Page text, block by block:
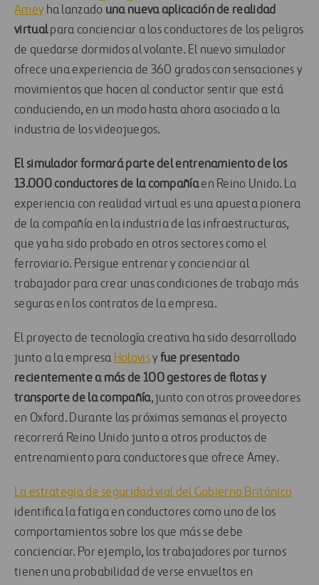
Ameyha lanzado una nueva aplicación de realidad
virtualpara concienciar a los conductores de los peligros
de quedarse dormidos al volante. El nuevo simulador
ofrece una experiencia de 360 grados con sensaciones y
movimientos que hacen al conductor sentir que está
conduciendo, en un modo hasta ahora asociado a la
industria de los videojuegos.
El simulador formará parte del entrenamiento de los
13.000 conductores de la compañíaen Reino Unido. La
experiencia con realidad virtual es una apuesta pionera
de la compañía en la industria de las infraestructuras,
que ya ha sido probado en otros sectores como el
ferroviario. Persigue entrenar y concienciar al
trabajador para crear unas condiciones de trabajo más
seguras en los contratos de la empresa.
El proyecto de tecnología creativa ha sido desarrollado
junto a la empresa Holovisyfue presentado
recientemente a más de 100 gestores de flotas y
transporte de la compañía, junto con otros proveedores
en Oxford. Durante las próximas semanas el proyecto
recorrerá Reino Unido junto a otros productos de
entrenamiento para conductores que ofrece Amey.
La estrategia de seguridad vial del Gobierno Británico
identifica la fatiga en conductores como uno de los
comportamientos sobre los que más se debe
concienciar. Por ejemplo, los trabajadores por turnos
tienen una probabilidad de verse envueltos en